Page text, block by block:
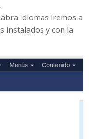
Idiomas iremos a
instalados y con la